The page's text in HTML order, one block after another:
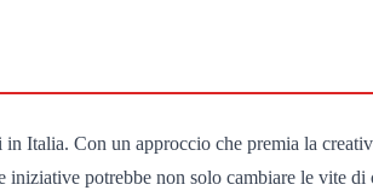
Italia. Con un approccio che premia la
potrebbe non solo cambiare le vite